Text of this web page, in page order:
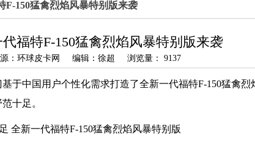
F-150猛禽烈焰风暴特别版来袭
福特F-150猛禽烈焰风暴特别版来袭
：环球皮卡网 编辑：徐超 浏览量： 9137
于中国用户个性化需求打造了全新一代福特F-150猛禽烈
十足。